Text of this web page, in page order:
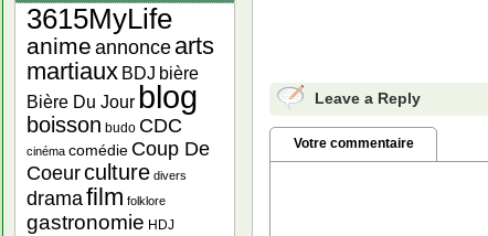
Leave a Reply
Votre commentaire
3615MyLife
anime annonce arts
martiaux BDJ bière
Bière Du Jour blog
boisson budo CDC
cinéma comédie Coup De
Coeurculture divers
dramafilm folklore
gastronomie HDJ